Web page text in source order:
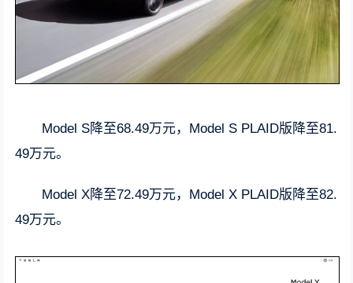
Model S降至68.49万元，Model S PLAID版降至81.
49万元。
Model X降至72.49万元，Model X PLAID版降至82.
49万元。